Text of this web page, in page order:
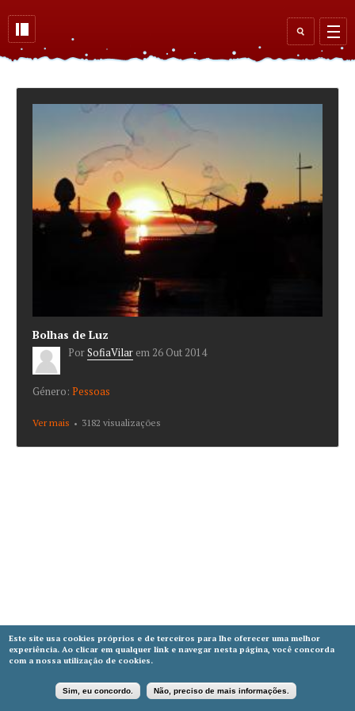
Search
form
Bolhas de Luz
PorSofiaVilar em 26 Out 2014
Género: Pessoas
Ver mais about Bolhas de Luz
3182 visualizações
Este site usa cookies próprios e de terceiros para lhe oferecer uma melhor
experiência. Ao clicar em qualquer link e navegar nesta página, você concorda
com a nossa utilização de cookies.
Sim, eu concordo. Não, preciso de mais informações.